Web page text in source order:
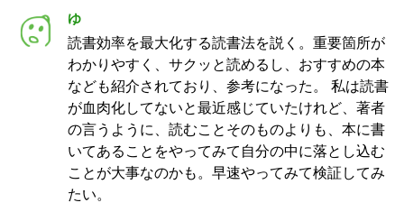
ゆ
読書効率を最大化する読書法を説く。重要箇所が
わかりやすく、サクッと読めるし、おすすめの本
なども紹介されており、参考になった。 私は読書
が血肉化してないと最近感じていたけれど、著者
の言うように、読むことそのものよりも、本に書
いてあることをやってみて自分の中に落とし込む
ことが大事なのかも。早速やってみて検証してみ
たい。